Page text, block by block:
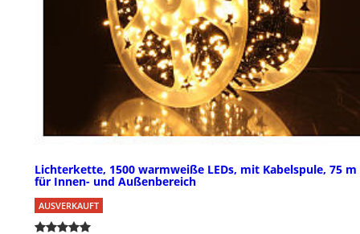
Lichterkette, 1500 warmweiße LEDs, mit Kabelspule, 75 m
für Innen- und Außenbereich
AUSVERKAUFT